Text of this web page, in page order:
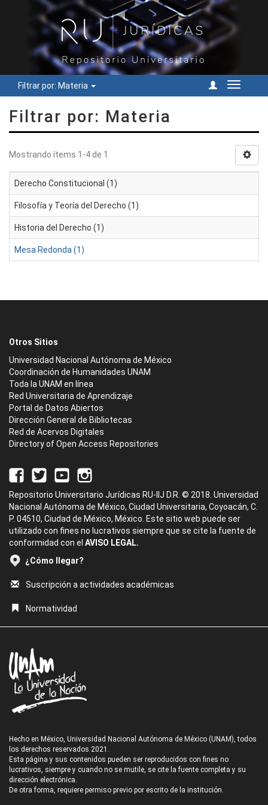
Filtrar por: Materia
Cambiar
Filtrar por: Materia
Mostrando ítems 1-4 de 1
Derecho Constitucional (1)
Filosofía y Teoría del Derecho (1)
Historia del Derecho (1)
Mesa Redonda (1)
Otros Sitios
Universidad Nacional Autónoma de México
Coordinación de Humanidades UNAM
Toda la UNAM en línea
Red Universitaria de Aprendizaje
Portal de Datos Abiertos
Dirección General de Bibliotecas
Red de Acervos Digitales
Directory of Open Access Repositories
Repositorio Universitario Jurídicas RU-IIJ D.R. © 2018. Universidad
Nacional Autónoma de México, Ciudad Universitaria, Coyoacán, C.
P. 04510, Ciudad de México, México. Este sitio web puede ser
utilizado con fines no lucrativos siempre que se cite la fuente de
conformidad con el AVISO LEGAL.
¿Cómo llegar?
Suscripción a actividades académicas
Normatividad
Hecho en México, Universidad Nacional Autónoma de México (UNAM), todos
los derechos reservados 2021.
Esta página y sus contenidos pueden ser reproducidos con fines no
lucrativos, siempre y cuando no se mutile, se cite la fuente completa y su
dirección electrónica.
De otra forma, requiere permiso previo por escrito de la institución.